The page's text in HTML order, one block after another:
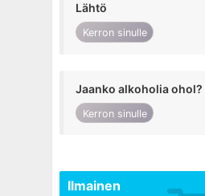
Lähtö
Kerron sinulle
Jaanko alkoholia ohol?
Kerron sinulle
Ilmainen